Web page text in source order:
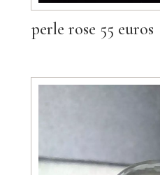
perle rose 55 euros